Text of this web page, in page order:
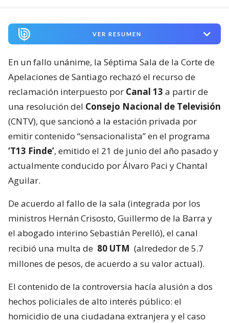
VER RESUMEN
En un fallo unánime, la Séptima Sala de la Corte de
Apelaciones de Santiago rechazó el recurso de
reclamación interpuesto por Canal 13 a partir de
una resolución del Consejo Nacional de Televisión
(CNTV), que sancionó a la estación privada por
emitir contenido “sensacionalista” en el programa
‘T13 Finde’, emitido el 21 de junio del año pasado y
actualmente conducido por Álvaro Paci y Chantal
Aguilar.
De acuerdo al fallo de la sala (integrada por los
ministros Hernán Crisosto, Guillermo de la Barra y
el abogado interino Sebastián Perelló), el canal
recibió una multa de 80 UTM (alrededor de 5.7
millones de pesos, de acuerdo a su valor actual).
El contenido de la controversia hacía alusión a dos
hechos policiales de alto interés público: el
homicidio de una ciudadana extranjera y el caso